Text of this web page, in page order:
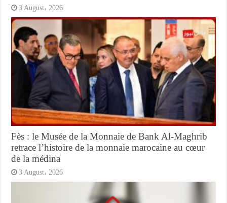
3 August، 2026
Fès : le Musée de la Monnaie de Bank Al-Maghrib
retrace l’histoire de la monnaie marocaine au cœur
de la médina
3 August، 2026